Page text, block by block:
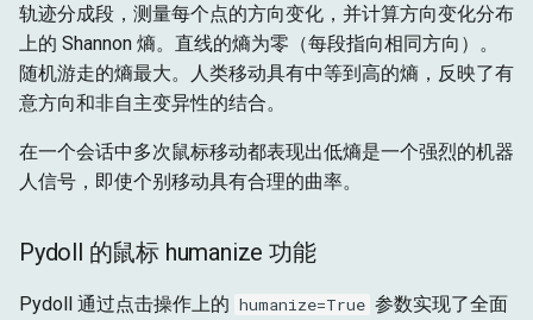
轨迹分成段，测量每个点的方向变化，并计算方向变化分布
上的 Shannon 熵。直线的熵为零（每段指向相同方向）。
随机游走的熵最大。人类移动具有中等到高的熵，反映了有
意方向和非自主变异性的结合。
在一个会话中多次鼠标移动都表现出低熵是一个强烈的机器
人信号，即使个别移动具有合理的曲率。
Pydoll 的鼠标 humanize 功能
Pydoll 通过点击操作上的 humanize=True 参数实现了全面